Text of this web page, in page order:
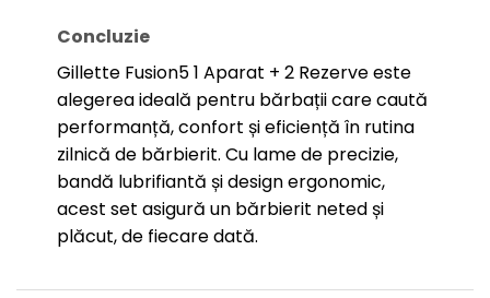
Concluzie
Gillette Fusion5 1 Aparat + 2 Rezerve este
alegerea ideală pentru bărbații care caută
performanță, confort și eficiență în rutina
zilnică de bărbierit. Cu lame de precizie,
bandă lubrifiantă și design ergonomic,
acest set asigură un bărbierit neted și
plăcut, de fiecare dată.